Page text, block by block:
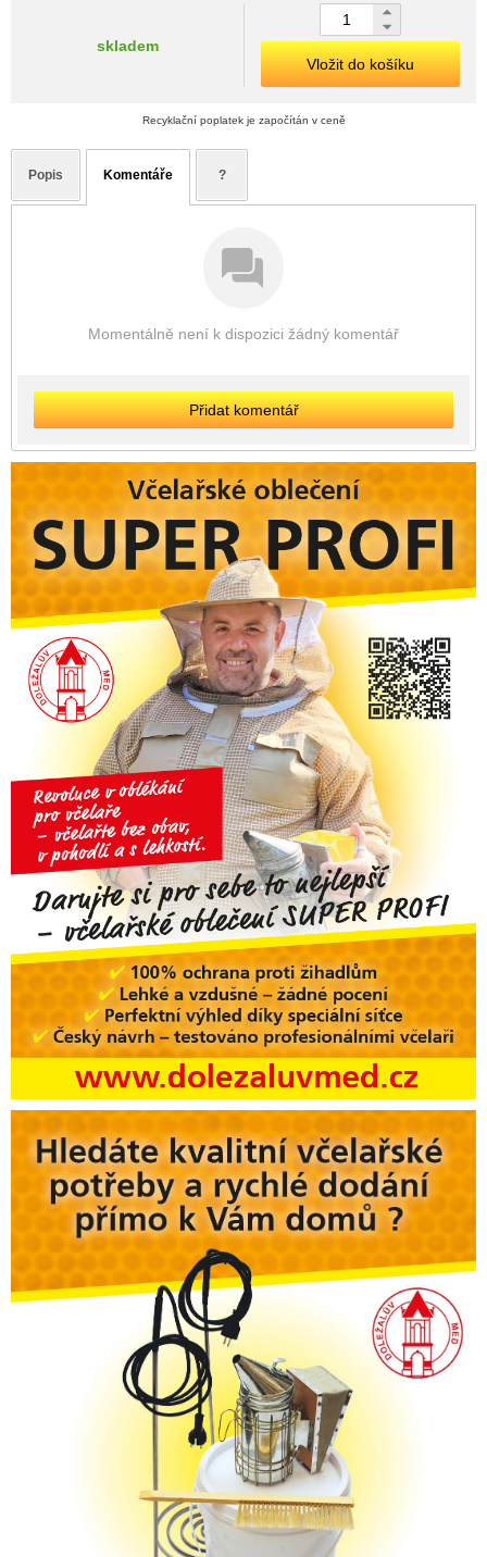
skladem
Vložit do košíku
Recyklační poplatek je započítán v ceně
Popis Komentáře ?
Momentálně není k dispozici žádný komentář
Přidat komentář